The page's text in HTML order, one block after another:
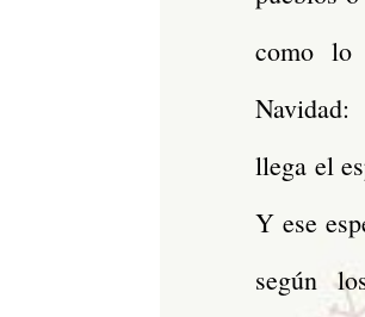
como
llega el
Y ese
según